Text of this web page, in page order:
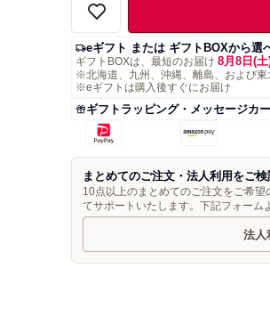
eギフト または ギフトBOXから選
ギフトBOXは、最短のお届け 8月8日(土
※北海道、九州、沖縄、離島、および東
※eギフトは購入後すぐにお届け
ギフトラッピング・メッセージカ
まとめてのご注文・法人利用をご
10点以上のまとめてのご注文をご希
てサポートいたします。下記フォーム
法人